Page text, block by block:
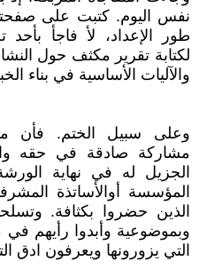
نفس اليوم. كتبت على
طور الإعداد، لأ فاجأ بأحد
لكتابة تقرير مكثف حول
والآليات الأساسية في بناء
وعلى سبيل الختم. فأن
مشاركة صادقة في حقه
الجزيل له في نهاية
المؤسسة أوالأساتذة
الذين حضروا بكثافة.
وبموضوعية وأبدوا رأيهم
التي يزورونها ويعرفون ادق